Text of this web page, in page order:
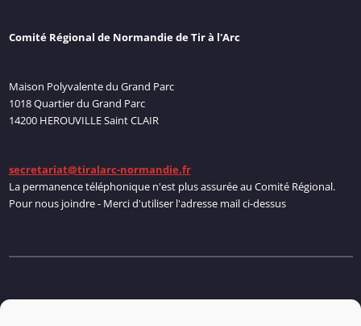
Comité Régional de Normandie de Tir à l'Arc
Maison Polyvalente du Grand Parc
1018 Quartier du Grand Parc
14200 HEROUVILLE Saint CLAIR
secretariat@tiralarc-normandie.fr
La permanence téléphonique n'est plus assurée au Comité Régional.
Pour nous joindre - Merci d'utiliser l'adresse mail ci-dessus